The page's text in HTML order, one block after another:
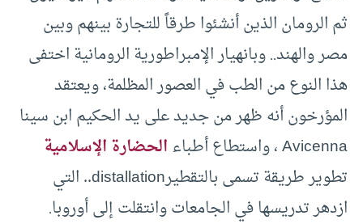
ثم الرومان الذين أنشئوا طرقاً للتجارة بينهم وبين
مصر والهند.. وبانهيار الإمبراطورية الرومانية اختفى
هذا النوع من الطب في العصور المظلمة، ويعتقد
المؤرخون أنه ظهر من جديد على يد الحكيم ابن سينا
Avicenna ، واستطاع أطباء
الحضارة الإسلامية
تطوير طريقة تسمى بالتقطيرdistallation.. التي
ازدهر تدريسها في الجامعات وانتقلت إلى أوروبا.